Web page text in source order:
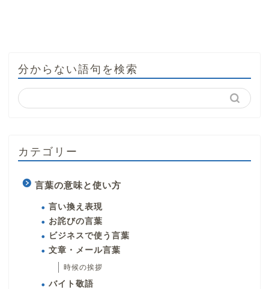
分からない語句を検索
カテゴリー
言葉の意味と使い方
言い換え表現
お詫びの言葉
ビジネスで使う言葉
文章・メール言葉
時候の挨拶
バイト敬語